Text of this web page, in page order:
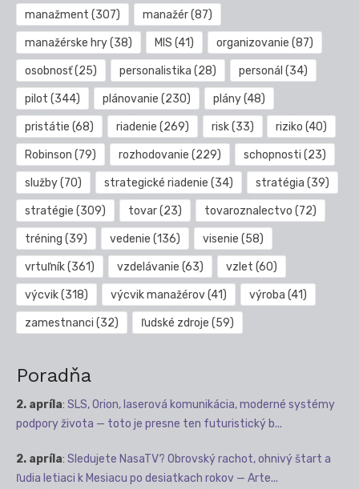
manažment (307) manažér(87)
manažérske hry(38) MIS (41) organizovanie (87)
osobnosť(25) personalistika (28) personál (34)
pilot (344) plánovanie (230) plány(48)
pristátie (68) riadenie (269) risk(33) riziko (40)
Robinson (79) rozhodovanie (229) schopnosti (23)
služby(70) strategické riadenie (34) stratégia (39)
stratégie (309) tovar(23) tovaroznalectvo (72)
tréning (39) vedenie (136) visenie (58)
vrtuľník(361) vzdelávanie (63) vzlet (60)
výcvik(318) výcvik manažérov(41) výroba (41)
zamestnanci (32) ľudské zdroje (59)
Poradňa
2. apríla: SLS, Orion, laserová komunikácia, moderné systémy
podpory života — toto je presne ten futuristický b...
2. apríla: Sledujete NasaTV? Obrovský rachot, ohnivý štart a
ľudia letiaci k Mesiacu po desiatkach rokov — Arte...